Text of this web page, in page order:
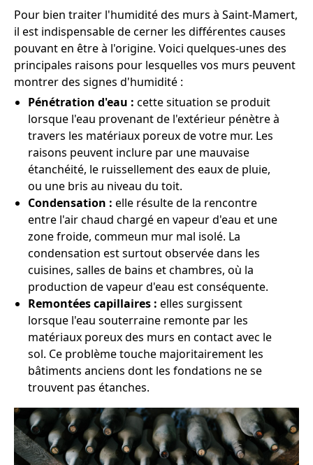
Pour bien traiter l'humidité des murs à Saint-Mamert,
il est indispensable de cerner les différentes causes
pouvant en être à l'origine. Voici quelques-unes des
principales raisons pour lesquelles vos murs peuvent
montrer des signes d'humidité :
Pénétration d'eau : cette situation se produit
lorsque l'eau provenant de l'extérieur pénètre à
travers les matériaux poreux de votre mur. Les
raisons peuvent inclure par une mauvaise
étanchéité, le ruissellement des eaux de pluie,
ou une bris au niveau du toit.
Condensation : elle résulte de la rencontre
entre l'air chaud chargé en vapeur d'eau et une
zone froide, commeun mur mal isolé. La
condensation est surtout observée dans les
cuisines, salles de bains et chambres, où la
production de vapeur d'eau est conséquente.
Remontées capillaires : elles surgissent
lorsque l'eau souterraine remonte par les
matériaux poreux des murs en contact avec le
sol. Ce problème touche majoritairement les
bâtiments anciens dont les fondations ne se
trouvent pas étanches.